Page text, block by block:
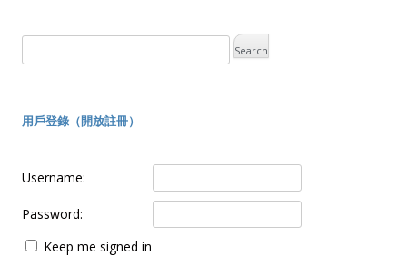
用戶登錄（開放註冊）
Username:
Password:
Keep me signed in